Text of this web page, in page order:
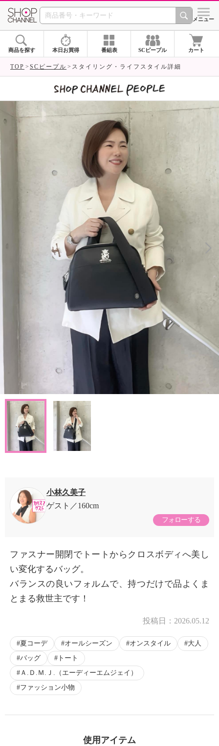
SHOP CHANNEL シメニュー
商品を探す 本日お買得 番組表 SCピープル カート
TOP SCピープル スタイリング・ライフスタイル詳細
小林久美子
ゲスト
160cm
フォローする
ファスナー開閉でトートからクロスボディへ美し
い変化するバッグ。
バランスの良いフォルムで、持つだけで品よくま
とまる救世主です！
投稿日： 2026.05.12
夏コーデ オールシーズン オンスタイル
大人
バッグ
トート
Ａ.Ｄ.Ｍ.Ｊ.（エーディーエムジェイ）
ファッション小物
使用アイテム